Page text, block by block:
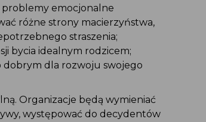
problemy emocjonalne
różne strony macierzyństwa,
straszenia;
bycia idealnym rodzicem;
dobrym dla rozwoju swojego
Organizacje będą wymieniać
występować do decydentów